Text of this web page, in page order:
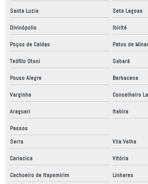
Empresas de montagem de painéis elétricos
Empresas de robôs industriais
Empresas de robótica industrial
Empresas especializadas em automação industrial
Empresas fabricantes de equipamentos industriais
Empresas fabricantes de máquinas especiais
Empresas que fazem adequação nr12
Equipamentos de automação industrial
Fabrica de automação industrial
Fábrica de robô industrial
Santa Luzia Sete Lagoas
Divinópolis Ibirité
Poços de Caldas Patos de
Teófilo Otoni Sabará
Pouso Alegre Barbacena
Varginha Conselheiro
Araguari Itabira
Passos
Serra
Vila Velha
Cariacica Vitória
Cachoeiro de Itapemirim Linhares